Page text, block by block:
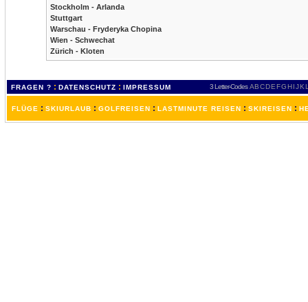
Stockholm - Arlanda
Stuttgart
Warschau - Fryderyka Chopina
Wien - Schwechat
Zürich - Kloten
FRAGEN ? : DATENSCHUTZ : IMPRESSUM 3 Letter-Codes ABCDEFGH IJKL
FLÜGE : SKIURLAUB : GOLFREISEN : LASTMINUTE REISEN : SKIREISEN :